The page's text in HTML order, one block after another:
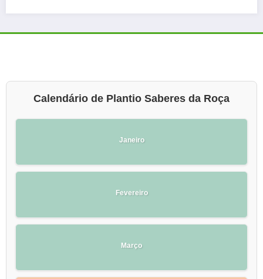
Calendário de Plantio Saberes da Roça
Janeiro
Fevereiro
Março